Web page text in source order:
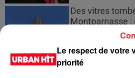
Des vitres
Montparnasse :
Le respect de votre
priorité